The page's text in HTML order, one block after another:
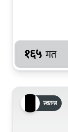
१६५ मत
स्वतन्त्र